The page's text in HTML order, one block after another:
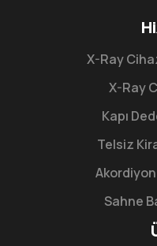
X-Ray
X-Ray
Kapı
Telsiz
Sahne